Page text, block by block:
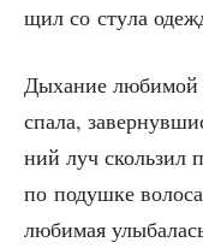
щил со сту­ла
Дыха­ние
спа­ла,
ний луч сколь­зил
по подуш­ке
люби­мая